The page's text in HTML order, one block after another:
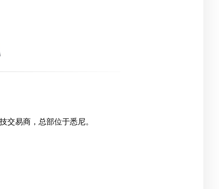
交易商，总部位于悉尼。